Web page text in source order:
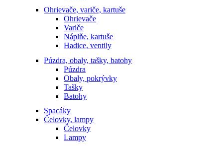
Ohrievače, variče, kartuše
Ohrievače
Variče
Náplňe, kartuše
Hadice, ventily
Púzdra, obaly, tašky, batohy
Púzdra
Obaly, pokrývky
Tašky
Batohy
Spacáky
Čelovky, lampy
Čelovky
Lampy